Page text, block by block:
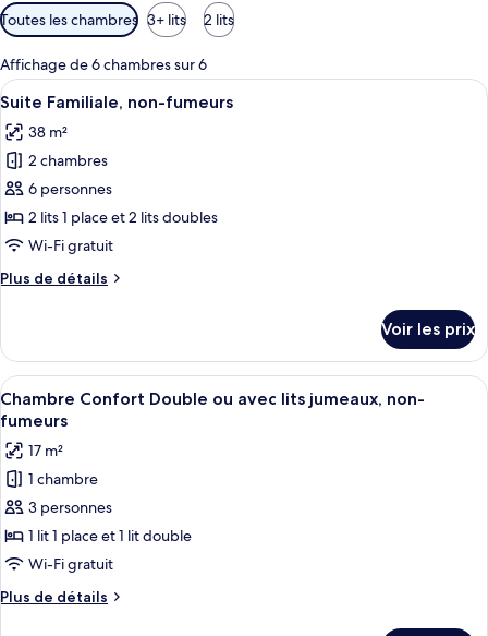
Filtres
disponibles
pour
les
chambres
Toutes les chambres 3+ lits 2 lits
Affichage de 6 chambres sur 6
Afficher
toutes
les
photos
pour
ce
type
chambre :
non-
fumeurs
Un espace de vie compact
24
Suite Familiale, non-fumeurs
38 m²
2 chambres
6 personnes
2 lits 1 place et 2 lits doubles
Wi-Fi gratuit
Plus de détails
Plus
le
type
de
chambre
Familiale,
non-
fumeurs
Voir les prix
Afficher
toutes
les
photos
pour
ce
type
de
chambre :
Chambre
Une chambre d’hôtel moderne
17
Chambre Confort Double ou avec lits jumeaux, non-
fumeurs
17 m²
1 chambre
3 personnes
1 lit 1 place et 1 lit double
Wi-Fi gratuit
Plus de détails
Plus